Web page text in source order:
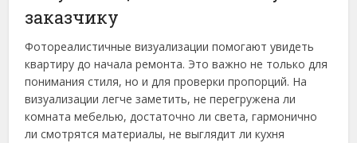
заказчику
Фотореалистичные визуализации помогают увидеть
квартиру до начала ремонта. Это важно не только для
понимания стиля, но и для проверки пропорций. На
визуализации легче заметить, не перегружена ли
комната мебелью, достаточно ли света, гармонично
ли смотрятся материалы, не выглядит ли кухня